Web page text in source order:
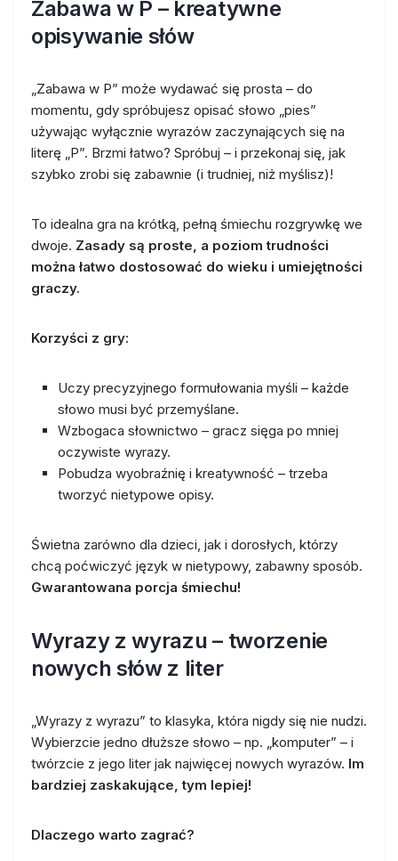
Zabawa w P – kreatywne
opisywanie słów
„Zabawa w P” może wydawać się prosta – do
momentu, gdy spróbujesz opisać słowo „pies”
używając wyłącznie wyrazów zaczynających się na
literę „P”. Brzmi łatwo? Spróbuj – i przekonaj się, jak
szybko zrobi się zabawnie (i trudniej, niż myślisz)!
To idealna gra na krótką, pełną śmiechu rozgrywkę we
dwoje. Zasady są proste, a poziom trudności
można łatwo dostosować do wieku i umiejętności
graczy.
Korzyści z gry:
Uczy precyzyjnego formułowania myśli – każde
słowo musi być przemyślane.
Wzbogaca słownictwo – gracz sięga po mniej
oczywiste wyrazy.
Pobudza wyobraźnię i kreatywność – trzeba
tworzyć nietypowe opisy.
Świetna zarówno dla dzieci, jak i dorosłych, którzy
chcą poćwiczyć język w nietypowy, zabawny sposób.
Gwarantowana porcja śmiechu!
Wyrazy z wyrazu – tworzenie
nowych słów z liter
„Wyrazy z wyrazu” to klasyka, która nigdy się nie nudzi.
Wybierzcie jedno dłuższe słowo – np. „komputer” – i
twórzcie z jego liter jak najwięcej nowych wyrazów. Im
bardziej zaskakujące, tym lepiej!
Dlaczego warto zagrać?